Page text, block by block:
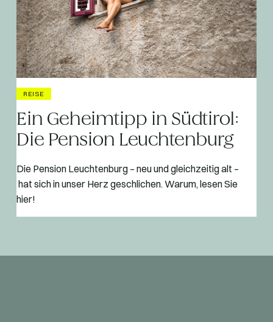
REISE
Ein Geheimtipp in Südtirol:
Die Pension Leuchtenburg
Die Pension Leuchtenburg – neu und gleichzeitig alt –
hat sich in unser Herz geschlichen. Warum, lesen Sie
hier!